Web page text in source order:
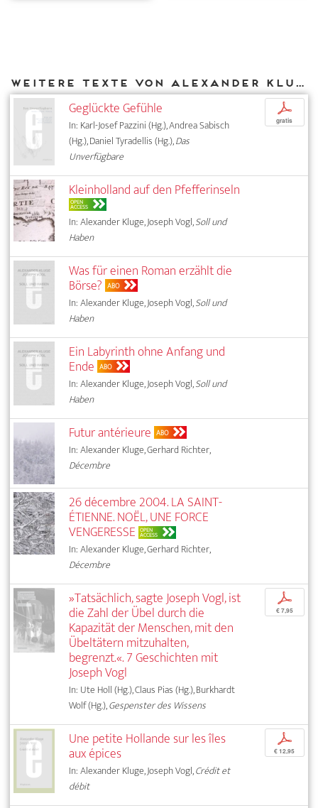
Weitere Texte von Alexander Kluge bei DIAPHANES
Geglückte Gefühle
In: Karl-Josef Pazzini (Hg.), Andrea Sabisch
(Hg.), Daniel Tyradellis (Hg.),Das
Unverfügbare
p
gratis
Kleinholland auf den Pfefferinseln
OPEN
ACCESS
In: Alexander Kluge, Joseph Vogl,Soll und
Haben
Was für einen Roman erzählt die
Börse? ABO
In: Alexander Kluge, Joseph Vogl,Soll und
Haben
Ein Labyrinth ohne Anfang und
Ende ABO
In: Alexander Kluge, Joseph Vogl,Soll und
Haben
Futur antérieure ABO
In: Alexander Kluge, Gerhard Richter,
Décembre
26 décembre 2004. LA SAINT-
ÉTIENNE. NOËL, UNE FORCE
VENGERESSE OPEN
ACCESS
In: Alexander Kluge, Gerhard Richter,
Décembre
»Tatsächlich, sagte Joseph Vogl, ist
die Zahl der Übel durch die
Kapazität der Menschen, mit den
Übeltätern mitzuhalten,
begrenzt.«. 7 Geschichten mit
Joseph Vogl
In: Ute Holl (Hg.), Claus Pias (Hg.), Burkhardt
Wolf (Hg.),Gespenster des Wissens
p
€ 7,95
Une petite Hollande sur les îles
aux épices
In: Alexander Kluge, Joseph Vogl,Crédit et
débit
p
€ 12,95